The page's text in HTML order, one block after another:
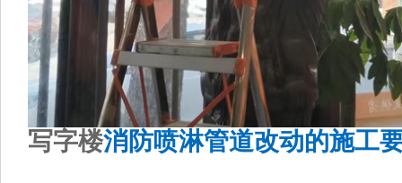
写字楼消防喷淋管道改动的施工